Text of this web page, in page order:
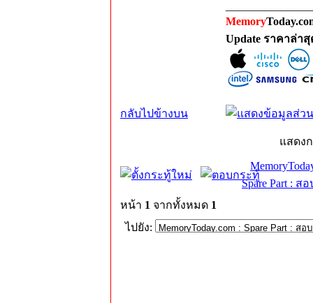
Memory
Update ราคาล่า
กลับไปข้างบน
แสดง
Spare Part : ส
หน้า 1 จากทั้งหมด 1
ไปยัง: